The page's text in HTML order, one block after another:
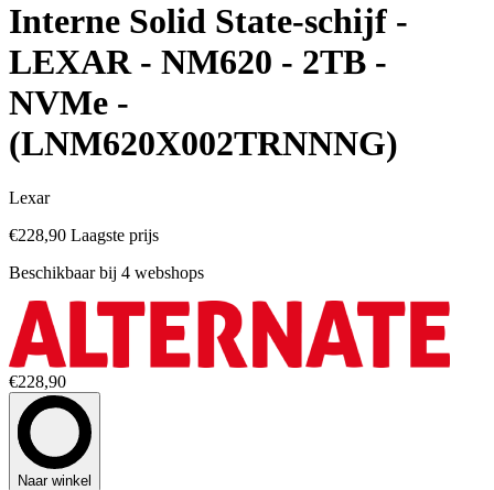
Interne Solid State-schijf -
LEXAR - NM620 - 2TB -
NVMe -
(LNM620X002TRNNNG)
Lexar
€228,90 Laagste prijs
Beschikbaar bij 4 webshops
€228,90
Naar winkel